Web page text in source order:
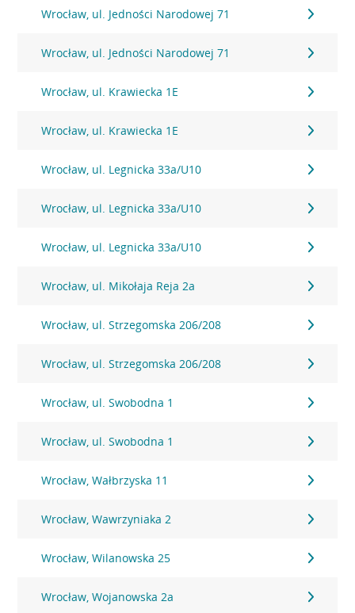
Wrocław, ul. Jedności Narodowej 71
Wrocław, ul. Jedności Narodowej 71
Wrocław, ul. Krawiecka 1E
Wrocław, ul. Krawiecka 1E
Wrocław, ul. Legnicka 33a/U10
Wrocław, ul. Legnicka 33a/U10
Wrocław, ul. Legnicka 33a/U10
Wrocław, ul. Mikołaja Reja 2a
Wrocław, ul. Strzegomska 206/208
Wrocław, ul. Strzegomska 206/208
Wrocław, ul. Swobodna 1
Wrocław, ul. Swobodna 1
Wrocław, Wałbrzyska 11
Wrocław, Wawrzyniaka 2
Wrocław, Wilanowska 25
Wrocław, Wojanowska 2a